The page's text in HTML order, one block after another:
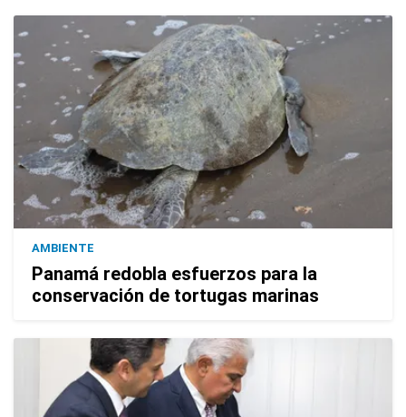
AMBIENTE
Panamá redobla esfuerzos para la
conservación de tortugas marinas